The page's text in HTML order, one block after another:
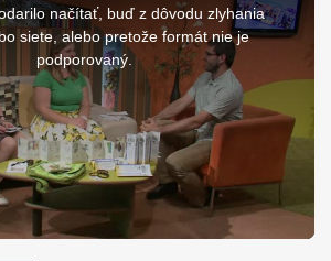
načítať, buď z dôvodu zlyhania
siete, alebo pretože formát nie je
podporovaný.